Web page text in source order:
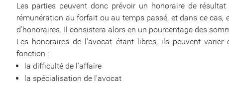
Les parties peuvent donc prévoir un honoraire de
rémunération au forfait ou au temps passé, et dans ce
d'honoraires. Il consistera alors en un pourcentage des
Les honoraires de l'avocat étant libres, ils peuvent
fonction :
la difficulté de l'affaire
la spécialisation de l'avocat